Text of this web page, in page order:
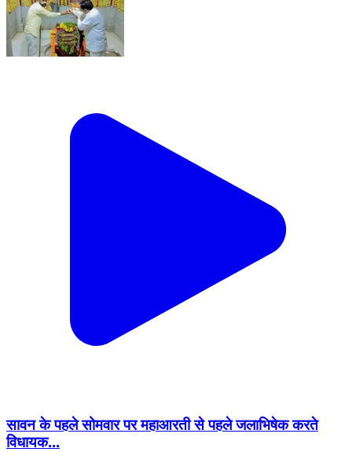
सावन के पहले सोमवार पर महाआरती से पहले जलाभिषेक करते
विधायक...